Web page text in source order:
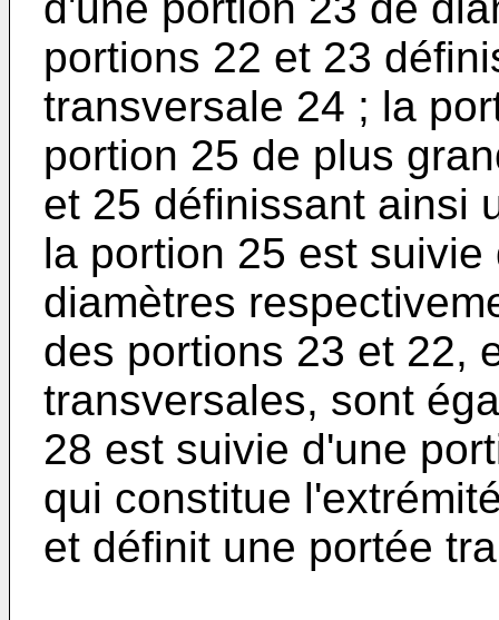
portions 22 et 23
transversale 24 ; la
portion 25 de plus
et 25 définissant ainsi
la portion 25 est
diamètres
des portions 23 et 22,
transversales, sont
28 est suivie d'une
qui constitue
et définit une portée